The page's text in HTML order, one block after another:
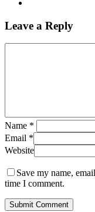
Leave a Reply
Name *
Email *
Website
Save my name,
time I comment.